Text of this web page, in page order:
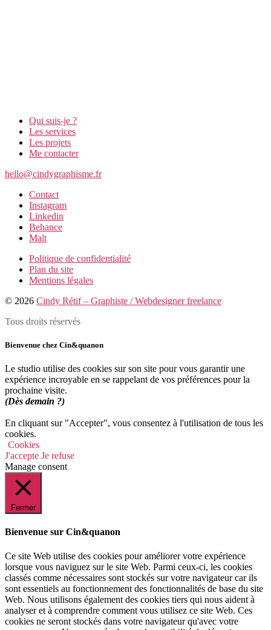
Qui suis-je ?
Les services
Les projets
Me contacter
hello@cindygraphisme.fr
Contact
Instagram
Linkedin
Behance
Malt
Politique de confidentialité
Plan du site
Mentions légales
© 2026 Cindy Rétif – Graphiste / Webdesigner freelance
Tous droits réservés
Bienvenue chez Cin&quanon
Le studio utilise des cookies sur son site pour vous garantir une
expérience incroyable en se rappelant de vos préférences pour la
prochaine visite.
(Dès demain ?)
En cliquant sur "Accepter", vous consentez à l'utilisation de tous les
cookies.
Cookies
J'accepte Je refuse
Manage consent
Fermer
Bienvenue sur Cin&quanon
Ce site Web utilise des cookies pour améliorer votre expérience
lorsque vous naviguez sur le site Web. Parmi ceux-ci, les cookies
classés comme nécessaires sont stockés sur votre navigateur car ils
sont essentiels au fonctionnement des fonctionnalités de base du site
Web. Nous utilisons également des cookies tiers qui nous aident à
analyser et à comprendre comment vous utilisez ce site Web. Ces
cookies ne seront stockés dans votre navigateur qu'avec votre